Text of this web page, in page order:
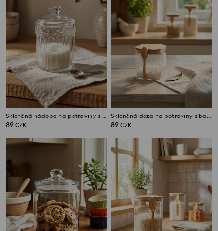
Skleněná nádoba na potraviny s víkem a reliéfním vzorem
89 CZK
Skleněná dóza na potraviny s bambusovým víkem a lžičkou
89 CZK